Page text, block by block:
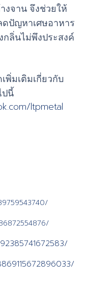
งจาน จึงช่วยให้
ดปัญหาเศษอาหาร
กลิ่นไม่พึงประสงค์
พิ่มเติมเกี่ยวกับ
ปนี้
ltpmetal